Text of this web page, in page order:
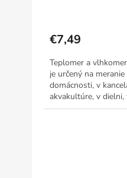
€7,49
Teplomer a
je určený na
domácnosti, v
akvakultúre, v dielni,
nemocnici v IT